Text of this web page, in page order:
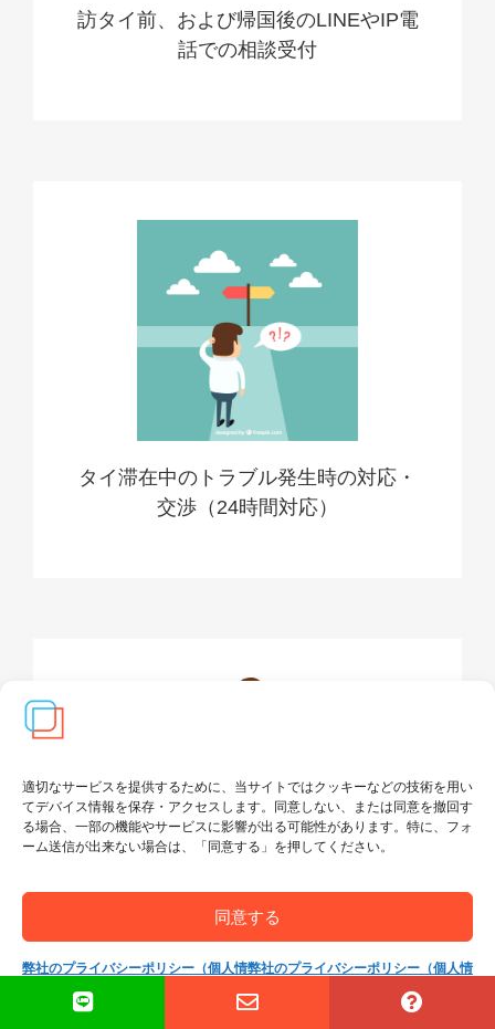
適切なサービスを提供するために、当サイトではクッキーなどの技術を用い
てデバイス情報を保存・アクセスします。同意しない、または同意を撤回す
る場合、一部の機能やサービスに影響が出る可能性があります。特に、フォ
ーム送信が出来ない場合は、「同意する」を押してください。
同意する
弊社のプライバシーポリシー（個人情
報保護方針）
弊社のプライバシーポリシー（個人情
報保護方針）
訪タイ前、および帰国後のLINEやIP電
話での相談受付
タイ滞在中のトラブル発生時の対応・
交渉（24時間対応）
ご提供
詳細を見る